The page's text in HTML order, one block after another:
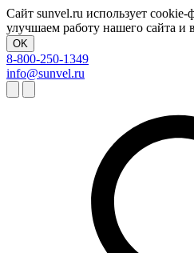
Сайт sunvel.ru использует
улучшаем работу нашего сайта и
OK
8-800-250-1349
info@sunvel.ru